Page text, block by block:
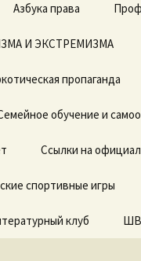
акты
о результатах
самообследования
Предписания органов,
об исполнении
предписаний
Государственные
Азбука права
И ЭКСТРЕМИЗМА
пропаганда
обучение и
Ссылки на
спортивные игры
клуб